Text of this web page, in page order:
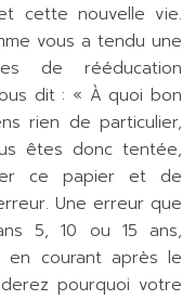
cette nouvelle vie.
vous a tendu une
de rééducation
dit : « À quoi bon
rien de particulier,
êtes donc tentée,
ce papier et de
Une erreur que
5, 10 ou 15 ans,
en courant après le
pourquoi votre